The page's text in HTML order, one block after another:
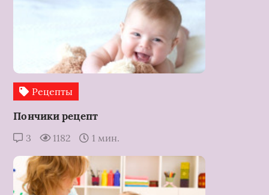
Рецепты
Пончики рецепт
3 1182 1 мин.